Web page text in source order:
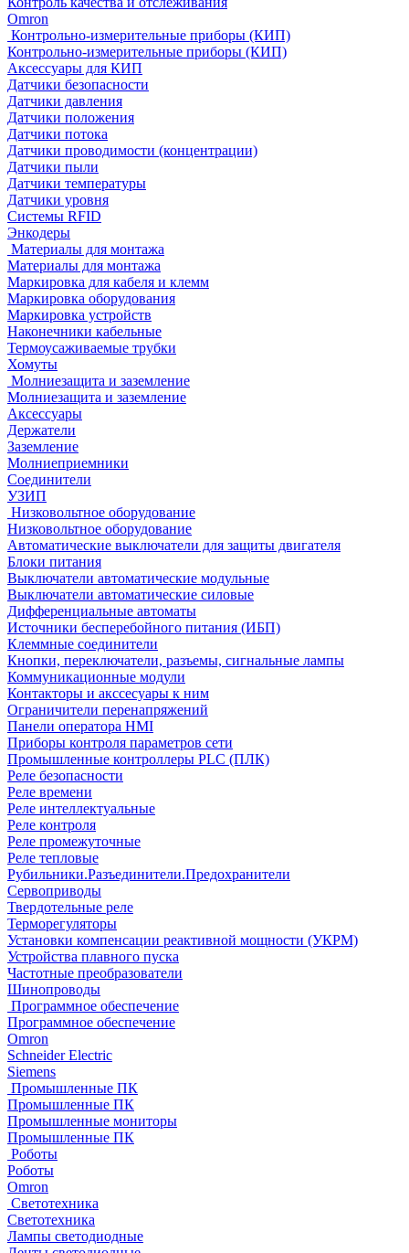
Omron
Контрольно-измерительные приборы (КИП)
Контрольно-измерительные приборы (КИП)
Аксессуары для КИП
Датчики безопасности
Датчики давления
Датчики положения
Датчики потока
Датчики проводимости (концентрации)
Датчики пыли
Датчики температуры
Датчики уровня
Системы RFID
Энкодеры
Материалы для монтажа
Материалы для монтажа
Маркировка для кабеля и клемм
Маркировка оборудования
Маркировка устройств
Наконечники кабельные
Термоусаживаемые трубки
Хомуты
Молниезащита и заземление
Молниезащита и заземление
Аксессуары
Держатели
Заземление
Молниеприемники
Соединители
УЗИП
Низковольтное оборудование
Низковольтное оборудование
Автоматические выключатели для защиты двигателя
Блоки питания
Выключатели автоматические модульные
Выключатели автоматические силовые
Дифференциальные автоматы
Источники бесперебойного питания (ИБП)
Клеммные соединители
Кнопки, переключатели, разъемы, сигнальные лампы
Коммуникационные модули
Контакторы и акссесуары к ним
Ограничители перенапряжений
Панели оператора HMI
Приборы контроля параметров сети
Промышленные контроллеры PLC (ПЛК)
Реле безопасности
Реле времени
Реле интеллектуальные
Реле контроля
Реле промежуточные
Реле тепловые
Рубильники.Разъединители.Предохранители
Сервоприводы
Твердотельные реле
Терморегуляторы
Установки компенсации реактивной мощности (УКРМ)
Устройства плавного пуска
Частотные преобразователи
Шинопроводы
Программное обеспечение
Программное обеспечение
Omron
Schneider Electric
Siemens
Промышленные ПК
Промышленные ПК
Промышленные мониторы
Промышленные ПК
Роботы
Роботы
Omron
Светотехника
Светотехника
Лампы светодиодные